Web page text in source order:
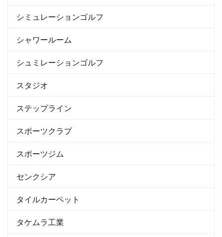
シミュレーションゴルフ
シャワールーム
シュミレーションゴルフ
スタジオ
ステップライン
スポーツクラブ
スポーツジム
センクシア
タイルカーペット
タケムラ工業